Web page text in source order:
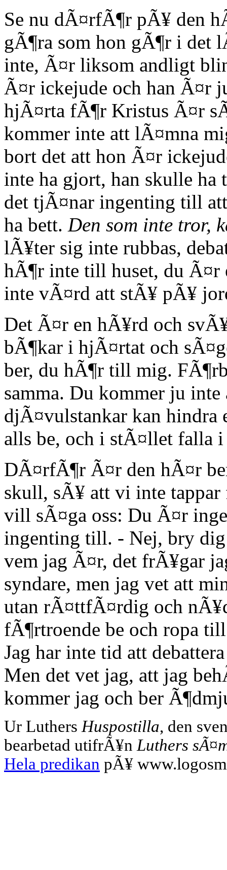
Se nu dÃ¤rfÃ¶r pÃ¥ den
gÃ¶ra som hon gÃ¶r i det
inte, Ã¤r liksom andligt
Ã¤r ickejude och han Ã¤r
hjÃ¤rta fÃ¶r Kristus Ã¤r
kommer inte att lÃ¤mna
bort det att hon Ã¤r
inte ha gjort, han skulle
det tjÃ¤nar ingenting till
ha bett. Den som inte tror,
lÃ¥ter sig inte rubbas,
hÃ¶r inte till huset, du Ã¤r
inte vÃ¤rd att stÃ¥ pÃ¥
Det Ã¤r en hÃ¥rd och
bÃ¶kar i hjÃ¤rtat och
ber, du hÃ¶r till mig.
samma. Du kommer ju
djÃ¤vulstankar kan
alls be, och i stÃ¤llet falla
DÃ¤rfÃ¶r Ã¤r den hÃ¤r
skull, sÃ¥ att vi inte
vill sÃ¤ga oss: Du Ã¤r
ingenting till. - Nej, bry
vem jag Ã¤r, det frÃ¥gar
syndare, men jag vet att
utan rÃ¤ttfÃ¤rdig och
fÃ¶rtroende be och ropa
Jag har inte tid att
Men det vet jag, att jag
kommer jag och ber
Ur LuthersHuspostilla, den
bearbetad utifrÃ¥nLuthers
Hela predikan pÃ¥